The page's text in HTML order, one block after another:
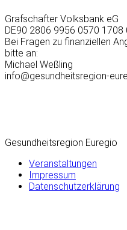
Grafschafter Volksbank eG
DE90 2806 9956 0570 1708
Bei Fragen zu finanziellen
bitte an:
Michael Weßling
info@gesundheitsregion-
Gesundheitsregion Euregio
Veranstaltungen
Impressum
Datenschutzerklärung